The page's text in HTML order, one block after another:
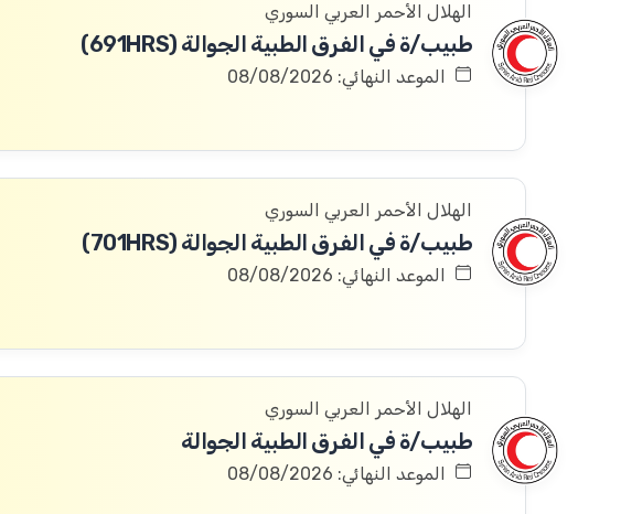
الهلال الأحمر العربي السوري
طبيب/ة في الفرق الطبية الجوالة (691HRS)
الموعد النهائي: 08/08/2026
الهلال الأحمر العربي السوري
طبيب/ة في الفرق الطبية الجوالة (701HRS)
الموعد النهائي: 08/08/2026
الهلال الأحمر العربي السوري
طبيب/ة في الفرق الطبية الجوالة
الموعد النهائي: 08/08/2026